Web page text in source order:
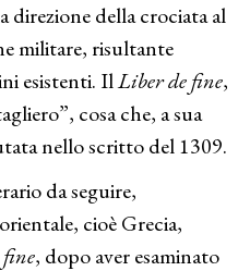
direzione della crociata al
militare, risultante
esistenti. IlLiber de fine,
cosa che, a sua
nello scritto del 1309.
da seguire,
cioè Grecia,
, dopo aver esaminato